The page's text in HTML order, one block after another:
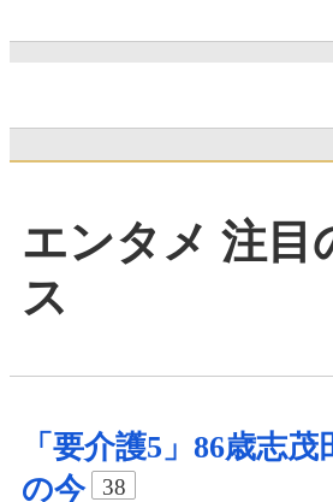
エンタメ 注目
ス
「要介護5」86歳志茂
の今
38